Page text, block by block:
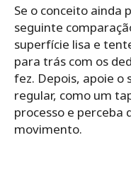
Se o conceito ainda
seguinte
superfície lisa e
para trás com os
fez. Depois, apoie o
regular, como um
processo e perceba
movimento.